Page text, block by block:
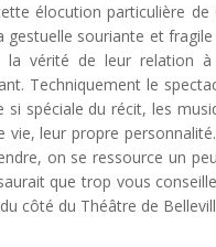
élocution particulière
gestuelle souriante et
la vérité de leur relation
Techniquement le
spéciale du récit, les
vie, leur propre
on se ressource un
que trop vous
côté du Théâtre de